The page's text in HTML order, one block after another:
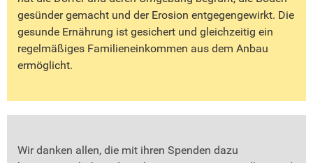
gesünder gemacht und der Erosion entgegengewirkt. Die
gesunde Ernährung ist gesichert und gleichzeitig ein
regelmäßiges Familieneinkommen aus dem Anbau
ermöglicht.
Wir danken allen, die mit ihren Spenden dazu